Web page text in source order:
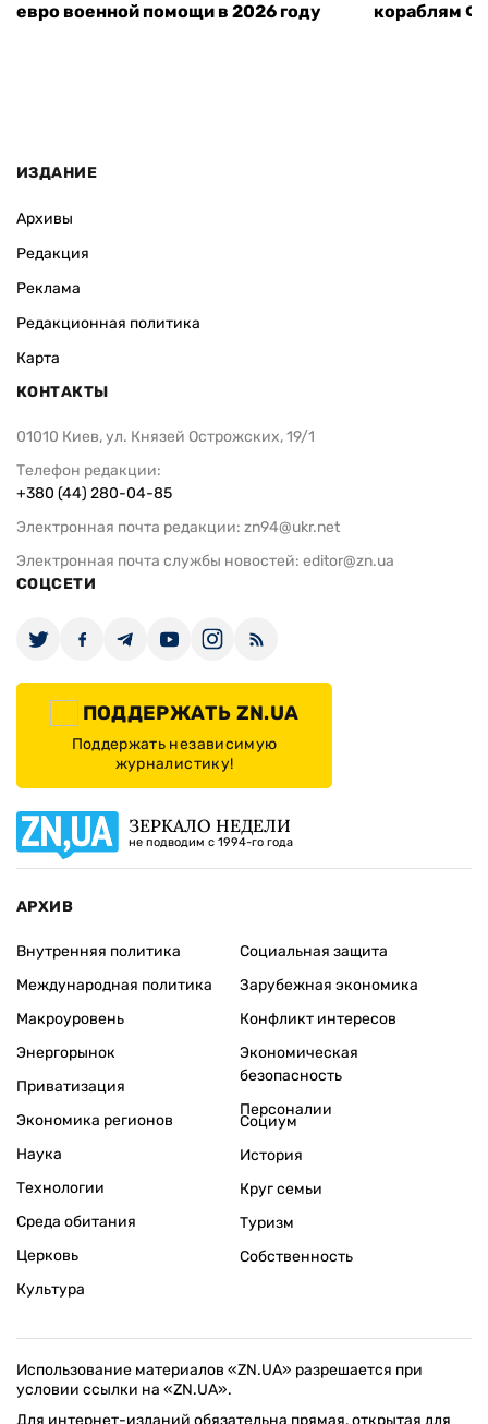
евро военной помощи в 2026 году
кораблям
ИЗДАНИЕ
Архивы
Редакция
Реклама
Редакционная политика
Карта
КОНТАКТЫ
01010 Киев, ул. Князей Острожских, 19/1
Телефон редакции:
+380 (44) 280-04-85
Электронная почта редакции: zn94@ukr.net
Электронная почта службы новостей: editor@zn.ua
СОЦСЕТИ
ПОДДЕРЖАТЬ ZN.UA
Поддержать независимую
журналистику!
ЗЕРКАЛО НЕДЕЛИ
не подводим с 1994-го года
АРХИВ
Внутренняя политика
Международная политика
Макроуровень
Энергорынок
Приватизация
Экономика регионов
Социальная защита
Зарубежная экономика
Конфликт интересов
Экономическая
безопасность
Персоналии
Наука
Технологии
Среда обитания
Церковь
Культура
Социум
История
Круг семьи
Туризм
Собственность
Использование материалов «ZN.UA» разрешается при
условии ссылки на «ZN.UA».